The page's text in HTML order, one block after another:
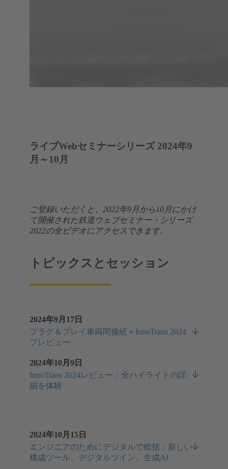
ライブWebセミナーシリーズ 2024年9
月～10月
ご登録いただくと、2022年9月から10月にかけ
て開催された鉄道ウェブセミナー・シリーズ
2022の全ビデオにアクセスできます。
トピックスとセッション
2024年9月17日
プラグ＆プレイ車両間接続＋InnoTrans 2024
プレビュー
2024年10月9日
InnoTrans 2024レビュー：全ハイライトの詳
細を体験
2024年10月15日
エンジニアのためにデジタルで総括：新しい
構成ツール、デジタルツイン、生成AI